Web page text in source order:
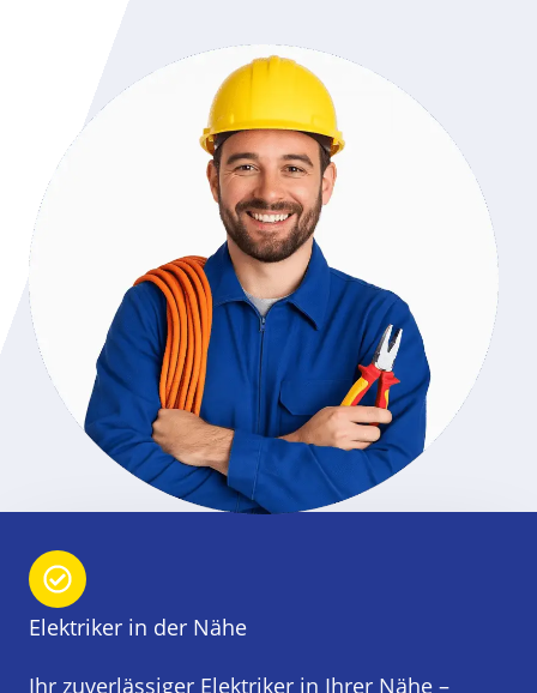
Elektriker in der Nähe
Ihr zuverlässiger Elektriker in Ihrer Nähe –